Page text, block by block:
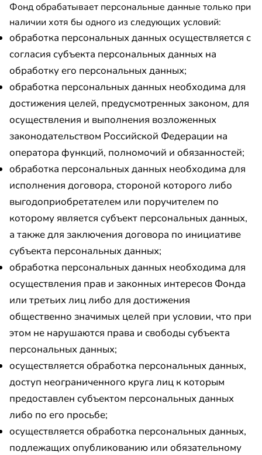
Фонд обрабатывает персональные данные только при
наличии хотя бы одного из следующих условий:
обработка персональных данных осуществляется с
согласия субъекта персональных данных на
обработку его персональных данных;
обработка персональных данных необходима для
достижения целей, предусмотренных законом, для
осуществления и выполнения возложенных
законодательством Российской Федерации на
оператора функций, полномочий и обязанностей;
обработка персональных данных необходима для
исполнения договора, стороной которого либо
выгодоприобретателем или поручителем по
которому является субъект персональных данных,
а также для заключения договора по инициативе
субъекта персональных данных;
обработка персональных данных необходима для
осуществления прав и законных интересов Фонда
или третьих лиц либо для достижения
общественно значимых целей при условии, что при
этом не нарушаются права и свободы субъекта
персональных данных;
осуществляется обработка персональных данных,
доступ неограниченного круга лиц к которым
предоставлен субъектом персональных данных
либо по его просьбе;
осуществляется обработка персональных данных,
подлежащих опубликованию или обязательному